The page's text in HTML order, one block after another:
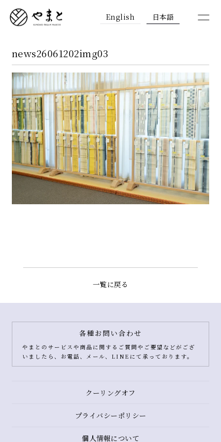
English 日本語
news26061202img03
一覧に戻る
各種お問い合わせ
やまとのサービスや商品に関するご質問やご要望などがござ
いましたら、お電話、メール、LINEにて承っております。
クーリングオフ
プライバシーポリシー
個人情報について